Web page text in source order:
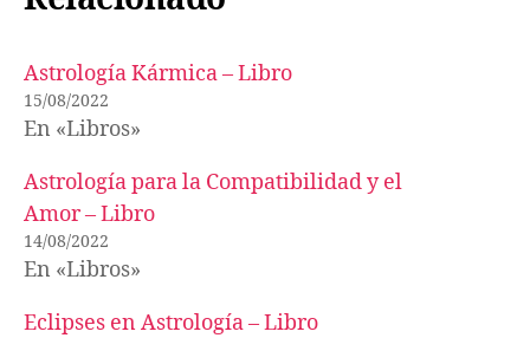
Astrología Kármica – Libro
15/08/2022
En «Libros»
Astrología para la Compatibilidad y el
Amor – Libro
14/08/2022
En «Libros»
Eclipses en Astrología – Libro